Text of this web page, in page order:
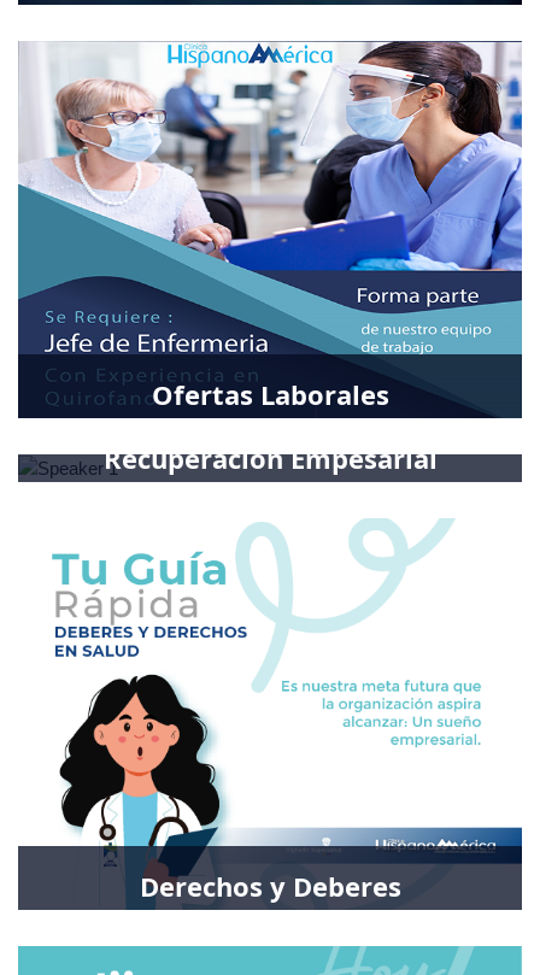
Ofertas Laborales
Recuperacion Empesarial
Derechos y Deberes